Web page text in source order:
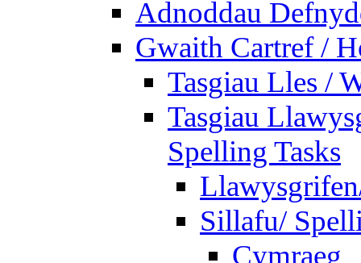
Adnoddau
Gwaith Cartref /
Tasgiau Lles /
Tasgiau
Spelling Tasks
Sillafu/
Cymraeg